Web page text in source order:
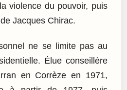
violence du pouvoir, puis
Jacques Chirac.
ne se limite pas au
Élue conseillère
en Corrèze en 1971,